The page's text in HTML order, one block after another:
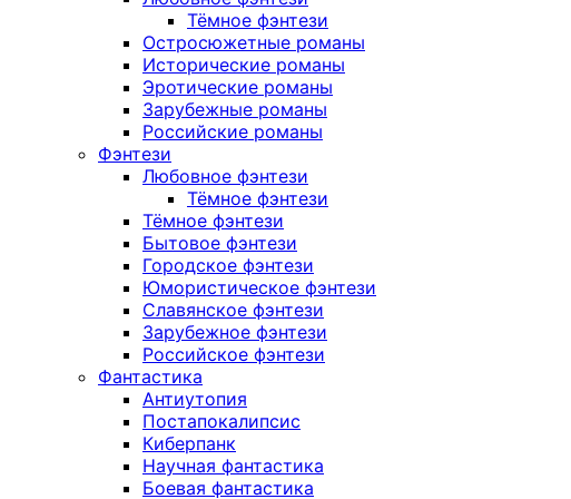
Тёмное фэнтези
Остросюжетные романы
Исторические романы
Эротические романы
Зарубежные романы
Российские романы
Фэнтези
Любовное фэнтези
Тёмное фэнтези
Тёмное фэнтези
Бытовое фэнтези
Городское фэнтези
Юмористическое фэнтези
Славянское фэнтези
Зарубежное фэнтези
Российское фэнтези
Фантастика
Антиутопия
Постапокалипсис
Киберпанк
Научная фантастика
Боевая фантастика